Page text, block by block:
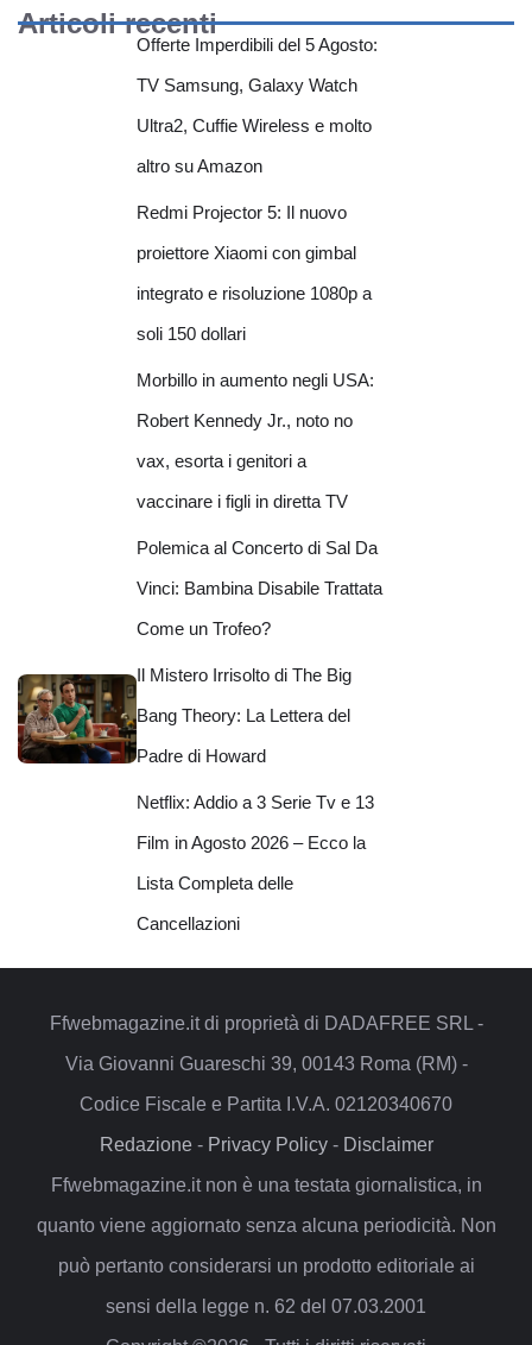
Articoli recenti
Offerte Imperdibili del 5 Agosto:
TV Samsung, Galaxy Watch
Ultra2, Cuffie Wireless e molto
altro su Amazon
Redmi Projector 5: Il nuovo
proiettore Xiaomi con gimbal
integrato e risoluzione 1080p a
soli 150 dollari
Morbillo in aumento negli USA:
Robert Kennedy Jr., noto no
vax, esorta i genitori a
vaccinare i figli in diretta TV
Polemica al Concerto di Sal Da
Vinci: Bambina Disabile Trattata
Come un Trofeo?
Il Mistero Irrisolto di The Big
Bang Theory: La Lettera del
Padre di Howard
Netflix: Addio a 3 Serie Tv e 13
Film in Agosto 2026 – Ecco la
Lista Completa delle
Cancellazioni
Ffwebmagazine.it di proprietà di DADAFREE SRL -
Via Giovanni Guareschi 39, 00143 Roma (RM) -
Codice Fiscale e Partita I.V.A. 02120340670
Redazione- Privacy Policy- Disclaimer
Ffwebmagazine.it non è una testata giornalistica, in
quanto viene aggiornato senza alcuna periodicità. Non
può pertanto considerarsi un prodotto editoriale ai
sensi della legge n. 62 del 07.03.2001